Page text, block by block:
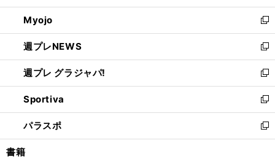
開
く
ウ
で
開
く
ン
ド
ウ
で
開
く
ウ
ィ
ン
ド
ウ
で
開
く
Myojo
新
し
い
ウ
ィ
ン
ド
ウ
で
開
週プレNEWS
新
し
い
ウ
ィ
ン
ド
ウ
週プレ グラジャパ!
新
し
い
ウ
ィ
ン
Sportiva
新
し
い
ウ
パラスポ
新
し
書籍